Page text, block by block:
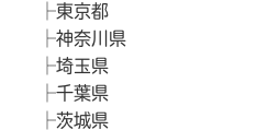
東京都
神奈川県
埼玉県
千葉県
茨城県